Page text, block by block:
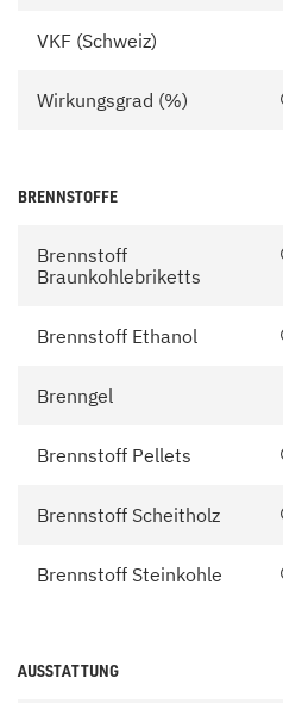
VKF (Schweiz)
Wirkungsgrad (%)
BRENNSTOFFE
Brennstoff
Braunkohlebriketts
Brennstoff Ethanol
Brenngel
Brennstoff Pellets
Brennstoff Scheitholz
Brennstoff Steinkohle
AUSSTATTUNG